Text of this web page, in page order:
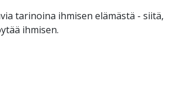
tarinoina ihmisen elämästä - siitä,
ihmisen.